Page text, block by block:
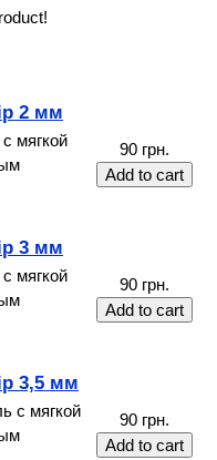
2 мм
мягкой
90 грн.
3 мм
мягкой
90 грн.
3,5 мм
с мягкой
90 грн.